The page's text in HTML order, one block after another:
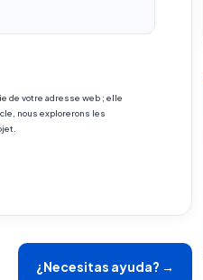
de votre adresse web ; elle
nous explorerons les
¿Necesitas ayuda? →